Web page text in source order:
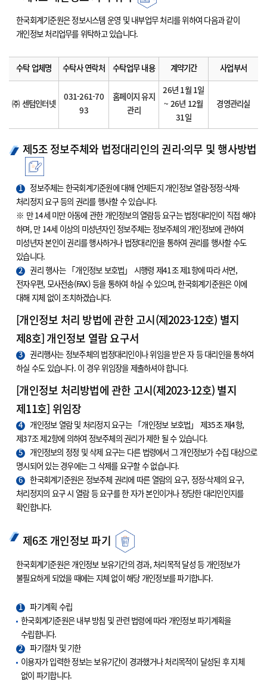
한국회계기준원은 정보시스템 운영 및 내부업무 처리를 위하여 다음과 같이
개인정보 처리업무를 위탁하고 있습니다.
수탁 업체명 수탁사 연락처 수탁업무 내용 계약기간 사업부서
㈜ 센텀인터넷
031-261-70
93
홈페이지 유지
관리
26년 1월 1일
~ 26년 12월
31일
경영관리실
제5조 정보주체와 법정대리인의 권리·의무 및 행사방법
1
정보주체는 한국회계기준원에 대해 언제든지 개인정보 열람·정정·삭제·
처리정지 요구 등의 권리를 행사할 수 있습니다.
※ 만 14세 미만 아동에 관한 개인정보의 열람등 요구는 법정대리인이 직접 해야
하며, 만 14세 이상의 미성년자인 정보주체는 정보주체의 개인정보에 관하여
미성년자 본인이 권리를 행사하거나 법정대리인을 통하여 권리를 행사할 수도
있습니다.
2
권리 행사는 「개인정보 보호법」 시행령 제41조 제1항에 따라 서면,
전자우편, 모사전송(FAX) 등을 통하여 하실 수 있으며, 한국회계기준원은 이에
대해 지체 없이 조치하겠습니다.
[개인정보 처리 방법에 관한 고시(제2023-12호) 별지
제8호] 개인정보 열람 요구서
3
권리행사는 정보주체의 법정대리인이나 위임을 받은 자 등 대리인을 통하여
하실 수도 있습니다. 이 경우 위임장을 제출하셔야 합니다.
[개인정보 처리방법에 관한 고시(제2023-12호) 별지
제11호] 위임장
4
개인정보 열람 및 처리정지 요구는 「개인정보 보호법」 제35조 제4항,
제37조 제2항에 의하여 정보주체의 권리가 제한 될 수 있습니다.
5
개인정보의 정정 및 삭제 요구는 다른 법령에서 그 개인정보가 수집 대상으로
명시되어 있는 경우에는 그 삭제를 요구할 수 없습니다.
6
한국회계기준원은 정보주체 권리에 따른 열람의 요구, 정정·삭제의 요구,
처리정지의 요구 시 열람 등 요구를 한 자가 본인이거나 정당한 대리인인지를
확인합니다.
제6조 개인정보 파기
한국회계기준원은 개인정보 보유기간의 경과, 처리목적 달성 등 개인정보가
불필요하게 되었을 때에는 지체 없이 해당 개인정보를 파기합니다.
1
파기계획 수립
한국회계기준원은 내부 방침 및 관련 법령에 따라 개인정보 파기계획을
수립합니다.
2
파기절차 및 기한
이용자가 입력한 정보는 보유기간이 경과했거나 처리목적이 달성된 후 지체
없이 파기합니다.